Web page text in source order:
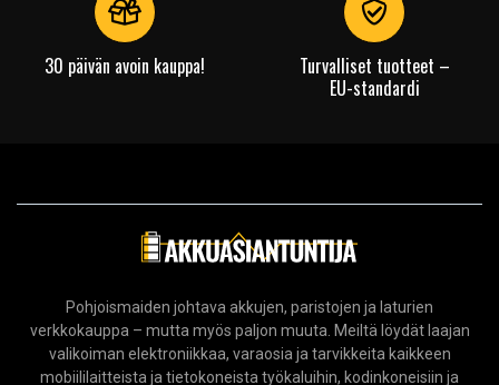
30 päivän avoin kauppa!
Turvalliset tuotteet –
EU-standardi
Pohjoismaiden johtava akkujen, paristojen ja laturien
verkkokauppa – mutta myös paljon muuta. Meiltä löydät laajan
valikoiman elektroniikkaa, varaosia ja tarvikkeita kaikkeen
mobiililaitteista ja tietokoneista työkaluihin, kodinkoneisiin ja